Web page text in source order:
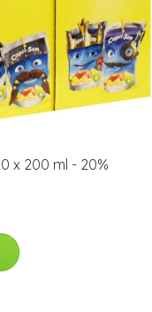
x 200 ml - 20%